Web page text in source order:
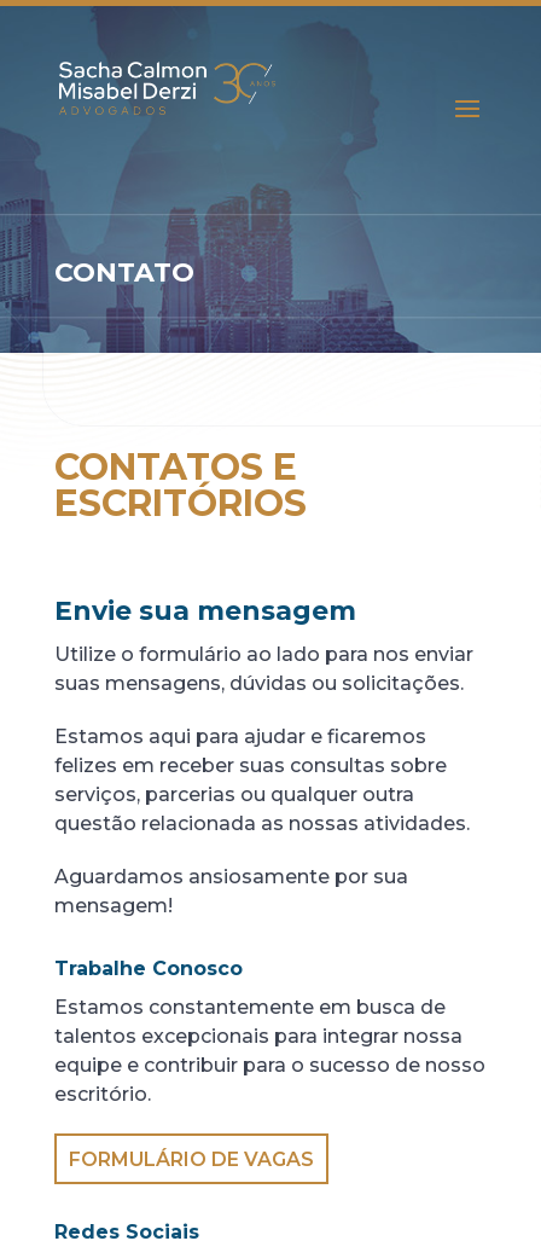
CONTATO
CONTATOS E
ESCRITÓRIOS
Envie sua mensagem
Utilize o formulário ao lado para nos enviar
suas mensagens, dúvidas ou solicitações.
Estamos aqui para ajudar e ficaremos
felizes em receber suas consultas sobre
serviços, parcerias ou qualquer outra
questão relacionada as nossas atividades.
Aguardamos ansiosamente por sua
mensagem!
Trabalhe Conosco
Estamos constantemente em busca de
talentos excepcionais para integrar nossa
equipe e contribuir para o sucesso de nosso
escritório.
FORMULÁRIO DE VAGAS
Redes Sociais